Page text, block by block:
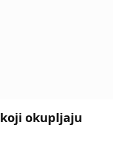
okupljaju